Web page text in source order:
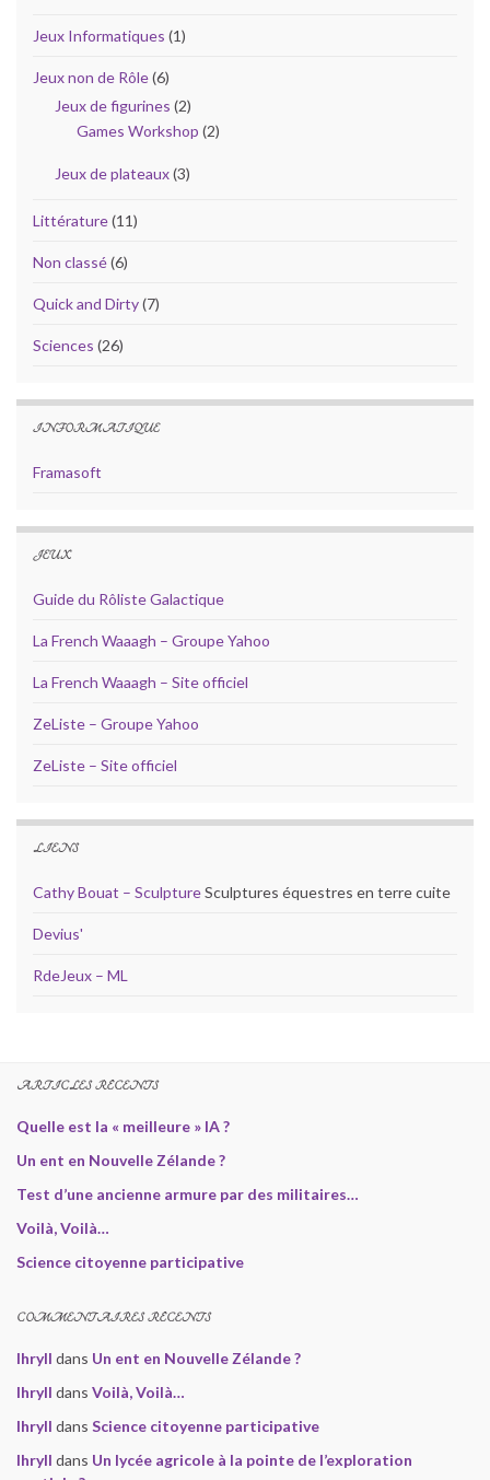
Jeux Informatiques (1)
Jeux non de Rôle(6)
Jeux de figurines (2)
Games Workshop (2)
Jeux de plateaux(3)
Littérature(11)
Non classé(6)
Quick and Dirty(7)
Sciences (26)
INFORMATIQUE
Framasoft
JEUX
Guide du Rôliste Galactique
La French Waaagh – Groupe Yahoo
La French Waaagh – Site officiel
ZeListe – Groupe Yahoo
ZeListe – Site officiel
LIENS
Cathy Bouat – SculptureSculptures équestres en terre cuite
Devius'
RdeJeux – ML
ARTICLES RÉCENTS
Quelle est la « meilleure » IA ?
Un ent en Nouvelle Zélande ?
Test d’une ancienne armure par des militaires…
Voilà, Voilà…
Science citoyenne participative
COMMENTAIRES RÉCENTS
Ihryll dans Un ent en Nouvelle Zélande ?
Ihryll dans Voilà, Voilà…
Ihryll dans Science citoyenne participative
Ihryll dans Un lycée agricole à la pointe de l’exploration